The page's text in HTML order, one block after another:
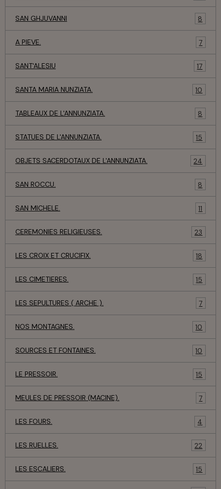
SAN GHJUVANNI 8
A PIEVE. 7
SANT'ALESIU 17
SANTA MARIA NUNZIATA. 10
TABLEAUX DE L'ANNUNZIATA. 8
STATUES DE L'ANNUNZIATA. 15
OBJETS SACERDOTAUX DE L'ANNUNZIATA. 24
SAN ROCCU. 8
SAN MICHELE. 11
CEREMONIES RELIGIEUSES. 23
LES CROIX ET CRUCIFIX. 18
LES CIMETIERES. 15
LES SEPULTURES ( ARCHE ). 7
NOS MONTAGNES. 10
SOURCES ET FONTAINES. 10
LE PRESSOIR. 15
MEULES DE PRESSOIR (MACINE). 7
LES FOURS. 4
LES RUELLES. 22
LES ESCALIERS. 15